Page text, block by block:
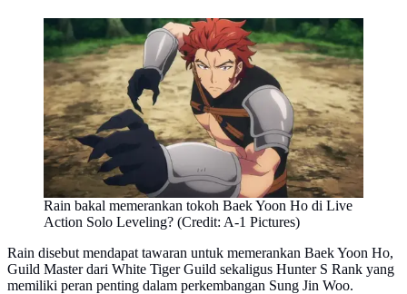
Rain bakal memerankan tokoh Baek Yoon Ho di Live
Action Solo Leveling? (Credit: A-1 Pictures)
Rain disebut mendapat tawaran untuk memerankan Baek Yoon Ho,
Guild Master dari White Tiger Guild sekaligus Hunter S Rank yang
memiliki peran penting dalam perkembangan Sung Jin Woo.